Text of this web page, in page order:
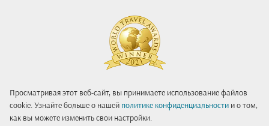
Просматривая этот веб-сайт, вы принимаете использование файлов
cookie. Узнайте больше о нашей политике конфиденциальности и о том,
как вы можете изменить свои настройки.